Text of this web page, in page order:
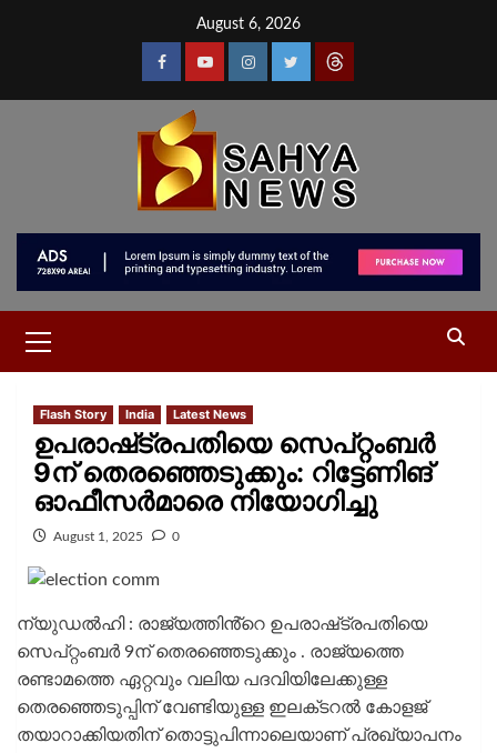
August 6, 2026
Flash Story India Latest News
ഉപരാഷ്‌ട്രപതിയെ സെപ്റ്റംബര്‍
9ന് തെരഞ്ഞെടുക്കും: റിട്ടേണിങ്
ഓഫീസര്‍മാരെ നിയോഗിച്ചു
August 1, 2025 0
ന്യുഡൽഹി : രാജ്യത്തിൻ്റെ ഉപരാഷ്‌ട്രപതിയെ
സെപ്റ്റംബര്‍ 9ന് തെരഞ്ഞെടുക്കും . രാജ്യത്തെ
രണ്ടാമത്തെ ഏറ്റവും വലിയ പദവിയിലേക്കുള്ള
തെരഞ്ഞെടുപ്പിന് വേണ്ടിയുള്ള ഇലക്‌ടറല്‍ കോളജ്
തയാറാക്കിയതിന് തൊട്ടുപിന്നാലെയാണ് പ്രഖ്യാപനം